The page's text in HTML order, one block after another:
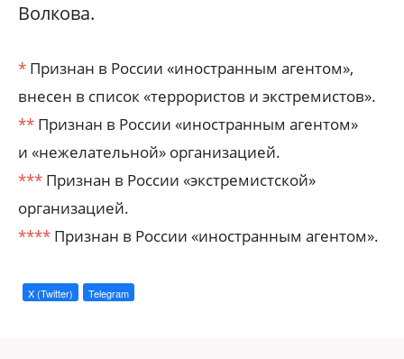
Волкова.
* Признан в России «иностранным агентом»,
внесен в список «террористов и экстремистов».
** Признан в России «иностранным агентом»
и «нежелательной» организацией.
*** Признан в России «экстремистской»
организацией.
**** Признан в России «иностранным агентом».
X (Twitter) Telegram